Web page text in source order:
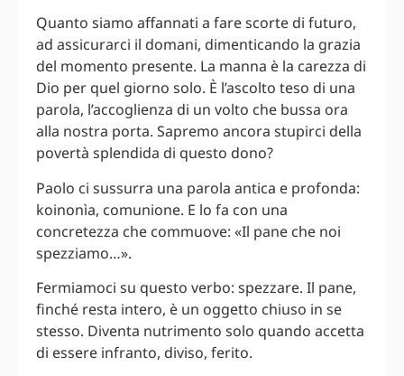
Quanto siamo affannati a fare scorte di futuro,
ad assicurarci il domani, dimenticando la grazia
del momento presente. La manna è la carezza di
Dio per quel giorno solo. È l’ascolto teso di una
parola, l’accoglienza di un volto che bussa ora
alla nostra porta. Sapremo ancora stupirci della
povertà splendida di questo dono?
Paolo ci sussurra una parola antica e profonda:
koinonìa, comunione. E lo fa con una
concretezza che commuove: «Il pane che noi
spezziamo…».
Fermiamoci su questo verbo: spezzare. Il pane,
finché resta intero, è un oggetto chiuso in se
stesso. Diventa nutrimento solo quando accetta
di essere infranto, diviso, ferito.